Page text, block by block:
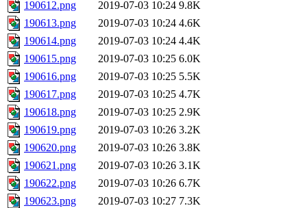
190612.png 2019-07-03 10:24 9.8K
190613.png
2019-07-03 10:24 4.6K
190614.png
2019-07-03 10:24 4.4K
190615.png
2019-07-03 10:25 6.0K
190616.png
2019-07-03 10:25 5.5K
190617.png
2019-07-03 10:25 4.7K
190618.png
2019-07-03 10:25 2.9K
190619.png
2019-07-03 10:26 3.2K
190620.png
2019-07-03 10:26 3.8K
190621.png
2019-07-03 10:26 3.1K
190622.png
2019-07-03 10:26 6.7K
190623.png
2019-07-03 10:27 7.3K